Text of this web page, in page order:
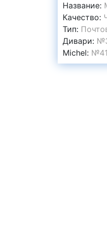
Название:
Качество:
Тип:
Дивари:
Michel: